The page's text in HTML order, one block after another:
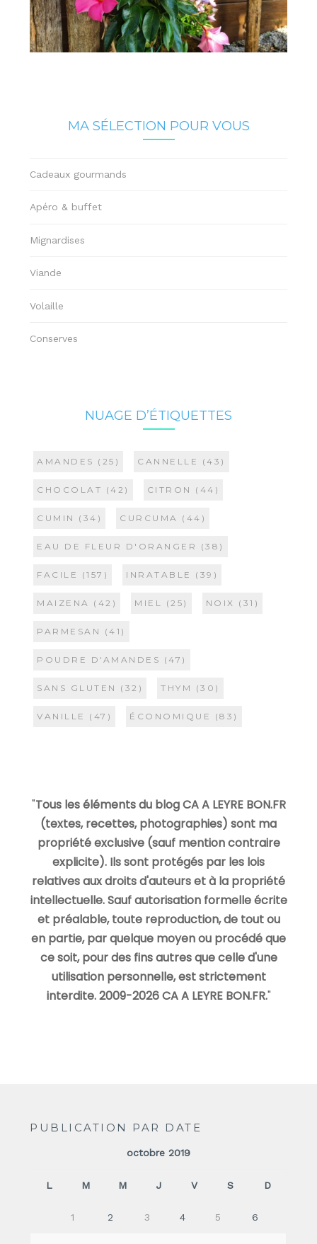
MA SÉLECTION POUR VOUS
Cadeaux gourmands
Apéro & buffet
Mignardises
Viande
Volaille
Conserves
NUAGE D’ÉTIQUETTES
AMANDES (25) CANNELLE (43)
CHOCOLAT (42) CITRON (44)
CUMIN (34) CURCUMA (44)
EAU DE FLEUR D'ORANGER (38)
FACILE (157) INRATABLE (39)
MAIZENA (42) MIEL (25) NOIX (31)
PARMESAN (41)
POUDRE D'AMANDES (47)
SANS GLUTEN (32) THYM (30)
VANILLE (47) ÉCONOMIQUE (83)
"Tous les éléments du blog CA A LEYRE BON.FR
(textes, recettes, photographies) sont ma
propriété exclusive (sauf mention contraire
explicite). Ils sont protégés par les lois
relatives aux droits d'auteurs et à la propriété
intellectuelle. Sauf autorisation formelle écrite
et préalable, toute reproduction, de tout ou
en partie, par quelque moyen ou procédé que
ce soit, pour des fins autres que celle d'une
utilisation personnelle, est strictement
interdite. 2009-2026 CA A LEYRE BON.FR."
PUBLICATION PAR DATE
octobre 2019
L M M J V S D
1 2 3 4 5 6